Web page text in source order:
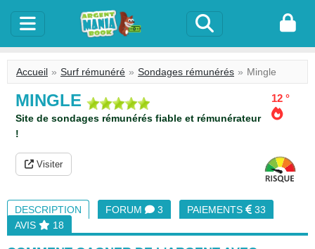
Accueil Surf rémunéré Sondages rémunérés Mingle
MINGLE 12 °
Site de sondages rémunérés fiable et rémunérateur
!
Visiter
DESCRIPTION FORUM 3 PAIEMENTS
33
AVIS
18